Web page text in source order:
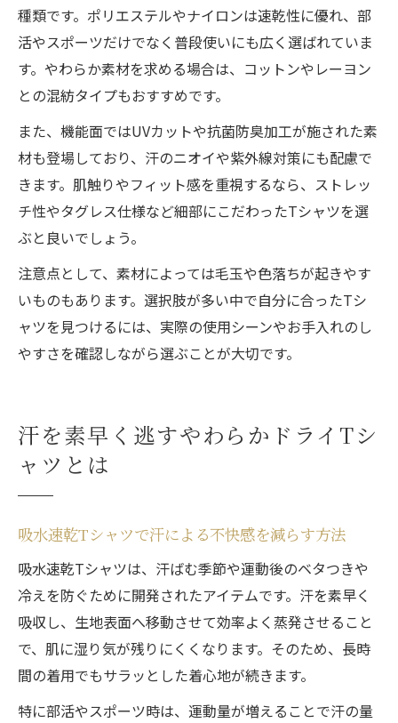
種類です。ポリエステルやナイロンは速乾性に優れ、部
活やスポーツだけでなく普段使いにも広く選ばれていま
す。やわらか素材を求める場合は、コットンやレーヨン
との混紡タイプもおすすめです。
また、機能面ではUVカットや抗菌防臭加工が施された素
材も登場しており、汗のニオイや紫外線対策にも配慮で
きます。肌触りやフィット感を重視するなら、ストレッ
チ性やタグレス仕様など細部にこだわったTシャツを選
ぶと良いでしょう。
注意点として、素材によっては毛玉や色落ちが起きやす
いものもあります。選択肢が多い中で自分に合ったTシ
ャツを見つけるには、実際の使用シーンやお手入れのし
やすさを確認しながら選ぶことが大切です。
汗を素早く逃すやわらかドライTシ
ャツとは
吸水速乾Tシャツで汗による不快感を減らす方法
吸水速乾Tシャツは、汗ばむ季節や運動後のベタつきや
冷えを防ぐために開発されたアイテムです。汗を素早く
吸収し、生地表面へ移動させて効率よく蒸発させること
で、肌に湿り気が残りにくくなります。そのため、長時
間の着用でもサラッとした着心地が続きます。
特に部活やスポーツ時は、運動量が増えることで汗の量